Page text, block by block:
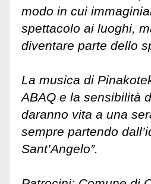
modo in cui
spettacolo ai luoghi,
diventare parte dello
La musica di
ABAQ e la sensibilità
daranno vita a una
sempre partendo
Sant’Angelo”.